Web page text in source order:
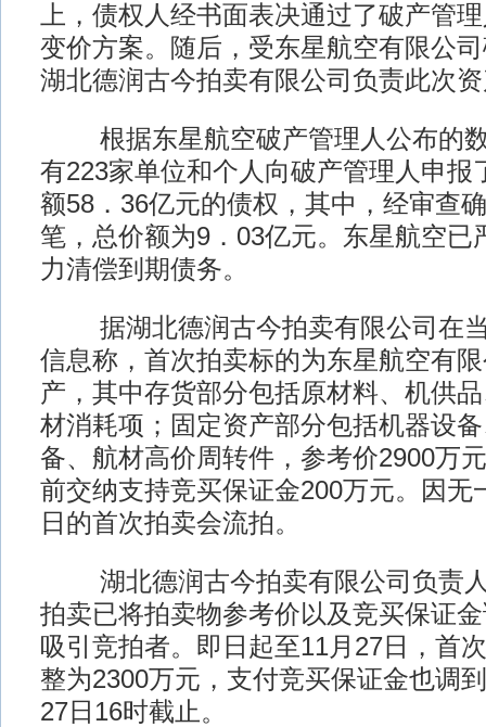
上，债权人经书面表决通过了破产管
变价方案。随后，受东星航空有限公
湖北德润古今拍卖有限公司负责此次
根据东星航空破产管理人公布的数
有223家单位和个人向破产管理人申报
额58．36亿元的债权，其中，经审查
笔，总价额为9．03亿元。东星航空已
力清偿到期债务。
据湖北德润古今拍卖有限公司在当
信息称，首次拍卖标的为东星航空有
产，其中存货部分包括原材料、机供
材消耗项；固定资产部分包括机器设
备、航材高价周转件，参考价2900万
前交纳支持竞买保证金200万元。因无
日的首次拍卖会流拍。
湖北德润古今拍卖有限公司负责人
拍卖已将拍卖物参考价以及竞买保证
吸引竞拍者。即日起至11月27日，首
整为2300万元，支付竞买保证金也调
27日16时截止。